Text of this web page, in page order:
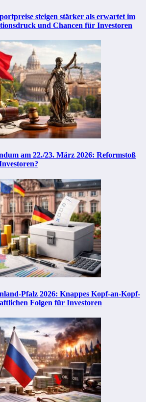
steigen stärker als erwartet im
und Chancen für Investoren
am 22./23. März 2026: Reformstoß
Pfalz 2026: Knappes Kopf-an-Kopf-
Folgen für Investoren